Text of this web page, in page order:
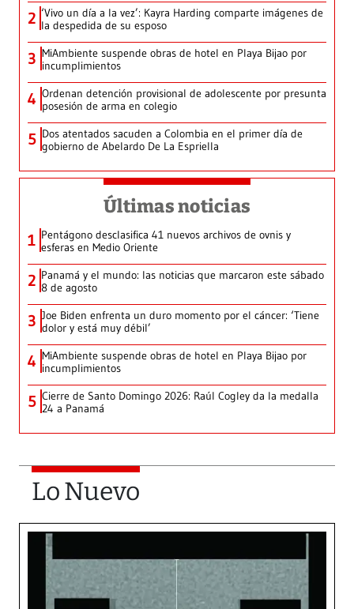
2 ‘Vivo un día a la vez’: Kayra Harding comparte imágenes de
la despedida de su esposo
3 MiAmbiente suspende obras de hotel en Playa Bijao por
incumplimientos
4 Ordenan detención provisional de adolescente por presunta
posesión de arma en colegio
5 Dos atentados sacuden a Colombia en el primer día de
gobierno de Abelardo De La Espriella
Últimas noticias
1 Pentágono desclasifica 41 nuevos archivos de ovnis y
esferas en Medio Oriente
2 Panamá y el mundo: las noticias que marcaron este sábado
8 de agosto
3 Joe Biden enfrenta un duro momento por el cáncer: ‘Tiene
dolor y está muy débil’
4 MiAmbiente suspende obras de hotel en Playa Bijao por
incumplimientos
5 Cierre de Santo Domingo 2026: Raúl Cogley da la medalla
24 a Panamá
Lo Nuevo